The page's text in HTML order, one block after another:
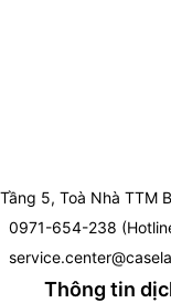
Tầng 5, Toà Nhà TTM
0971-654-238
Thông tin